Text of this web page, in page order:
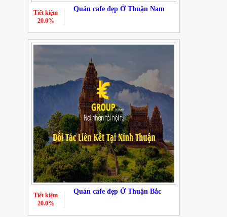
Quán cafe đẹp Ở Thuận Nam
Tiết kiệm
20.0%
Quán cafe đẹp Ở Thuận Bắc
Tiết kiệm
20.0%